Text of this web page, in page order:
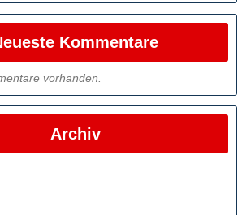
Kommentare
vorhanden.
Archiv